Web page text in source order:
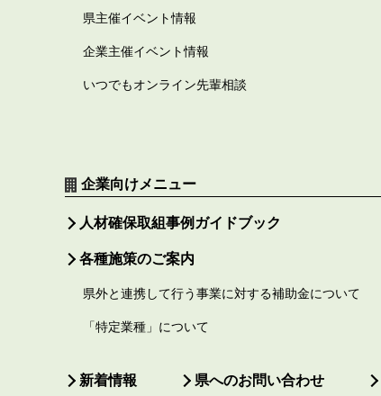
県主催イベント情報
企業主催イベント情報
いつでもオンライン先輩相談
企業向けメニュー
人材確保取組事例ガイドブック
各種施策のご案内
県外と連携して行う事業に対する補助金について
「特定業種」について
新着情報 県へのお問い合わせ